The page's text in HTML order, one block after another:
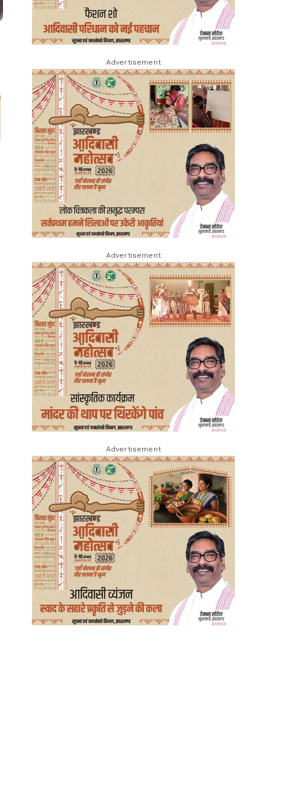
Advertisement
Advertisement
Advertisement